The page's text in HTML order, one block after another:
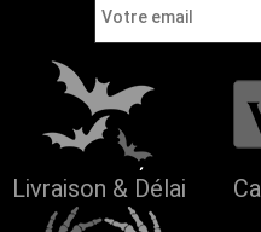
Livraison & Délai